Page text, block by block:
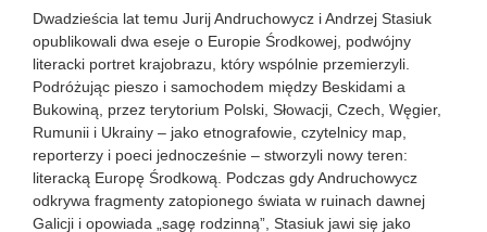
Dwadzieścia lat temu Jurij Andruchowycz i Andrzej Stasiuk
opublikowali dwa eseje o Europie Środkowej, podwójny
literacki portret krajobrazu, który wspólnie przemierzyli.
Podróżując pieszo i samochodem między Beskidami a
Bukowiną, przez terytorium Polski, Słowacji, Czech, Węgier,
Rumunii i Ukrainy – jako etnografowie, czytelnicy map,
reporterzy i poeci jednocześnie – stworzyli nowy teren:
literacką Europę Środkową. Podczas gdy Andruchowycz
odkrywa fragmenty zatopionego świata w ruinach dawnej
Galicji i opowiada „sagę rodzinną”, Stasiuk jawi się jako